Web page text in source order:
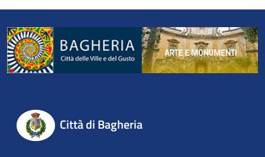
Città di Bagheria